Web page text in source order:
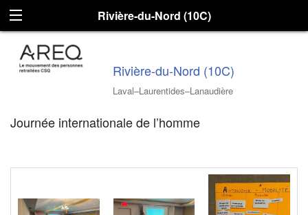
Rivière-du-Nord (10C)
Rivière-du-Nord (10C)
Laval–Laurentides–Lanaudière
Journée internationale de l’homme